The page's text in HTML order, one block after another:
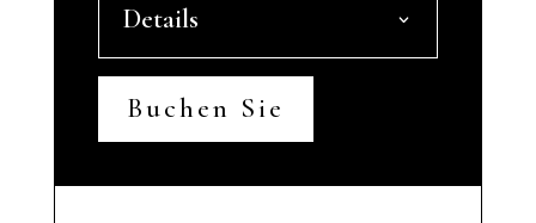
Details
Buchen Sie